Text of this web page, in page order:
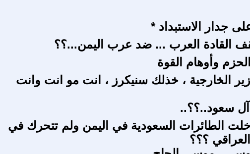
جدار الاستبداد *
القادة العرب ... ضد عرب اليمن...؟؟
وأوهام القوة
الخارجية ، خذلك سنيكرز ، انت مو انت وانت
آل سعود..؟؟..
الطائرات السعودية في اليمن ولم تتحرك في
؟؟؟